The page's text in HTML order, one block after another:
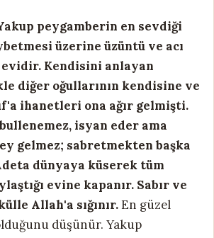
peygamberin en sevdiği
üzerine üzüntü ve acı
Kendisini anlayan
diğer oğullarının kendisine ve
ihanetleri ona ağır gelmişti.
isyan eder ama
gelmez; sabretmekten başka
dünyaya küserek tüm
evine kapanır. Sabır ve
Allah'a sığınır.En güzel
düşünür. Yakup